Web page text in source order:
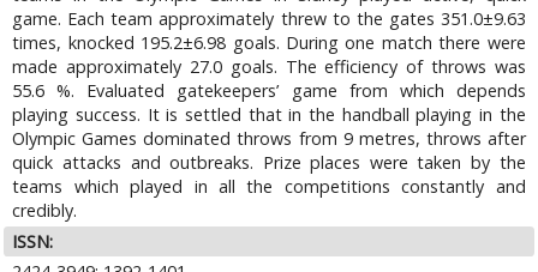
game. Each team approximately threw to the gates 351.0±9.63
times, knocked 195.2±6.98 goals. During one match there were
made approximately 27.0 goals. The efficiency of throws was
55.6 %. Evaluated gatekeepers’ game from which depends
playing success. It is settled that in the handball playing in the
Olympic Games dominated throws from 9 metres, throws after
quick attacks and outbreaks. Prize places were taken by the
teams which played in all the competitions constantly and
credibly.
ISSN: